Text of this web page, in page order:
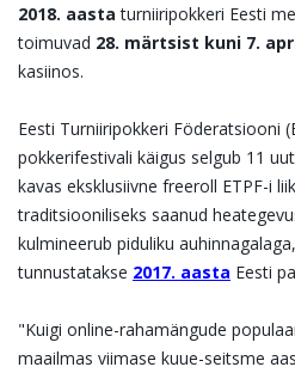
2018. aasta turniiripokkeri Eesti
toimuvad 28. märtsist kuni 7.
kasiinos.
Eesti Turniiripokkeri Föderatsiooni
pokkerifestivali käigus selgub 11
kavas eksklusiivne freeroll ETPF-i
traditsiooniliseks saanud
kulmineerub piduliku
tunnustatakse 2017. aasta Eesti
"Kuigi online-rahamängude
maailmas viimase kuue-seitsme